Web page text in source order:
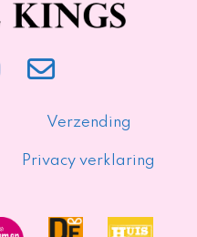
Verzending
Privacy verklaring